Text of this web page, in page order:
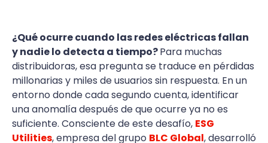
¿Qué ocurre cuando las redes eléctricas fallan
y nadie lo detecta a tiempo?Para muchas
distribuidoras, esa pregunta se traduce en pérdidas
millonarias y miles de usuarios sin respuesta. En un
entorno donde cada segundo cuenta, identificar
una anomalía después de que ocurre ya no es
suficiente. Consciente de este desafío, ESG
Utilities, empresa del grupo BLC Global, desarrolló